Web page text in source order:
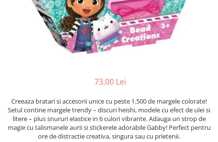
Echipament protectie bicicleta si
Accesorii auto copii
Palarii protectie UV
Accesorii plaja
Puericultura mare
73,00 Lei
Creeaza bratari si accesorii unice cu peste 1.500 de margele colorate!
Setul contine margele trendy – discuri heishi, modele cu efect de ulei si
litere – plus snururi elastice in 6 culori vibrante. Adauga un strop de
magie cu talismanele aurii si stickerele adorabile Gabby! Perfect pentru
ore de distractie creativa, singura sau cu prietenii.